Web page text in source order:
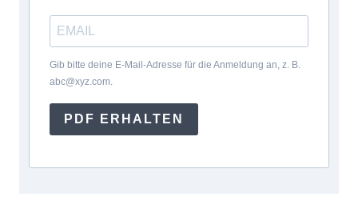
Gib bitte deine E-Mail-Adresse für die Anmeldung an, z. B.
abc@xyz.com.
PDF ERHALTEN